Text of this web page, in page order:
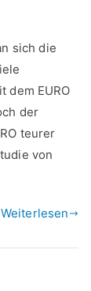
sich die
dem EURO
der
teurer
von
Weiterlesen